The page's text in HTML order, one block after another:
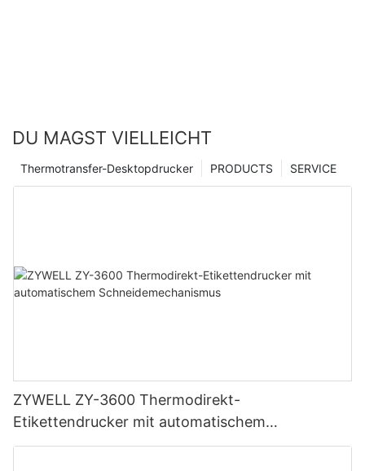
DU MAGST VIELLEICHT
SERVICE
PRODUCTS
Thermotransfer-Desktopdrucker
ZYWELL ZY-3600 Thermodirekt-
Etikettendrucker mit automatischem
Schneidemechanismus